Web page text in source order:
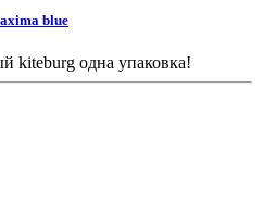
blue
kiteburg одна упаковка!